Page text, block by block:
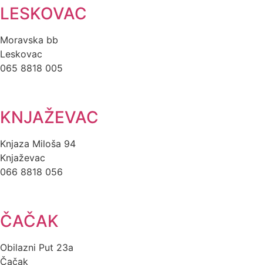
LESKOVAC
Moravska bb
Leskovac
065 8818 005
KNJAŽEVAC
Knjaza Miloša 94
Knjaževac
066 8818 056
ČAČAK
Obilazni Put 23a
Čačak